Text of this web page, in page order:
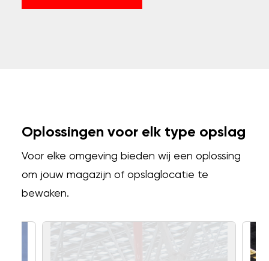
Oplossingen voor elk type opslag
Voor elke omgeving bieden wij een oplossing
om jouw magazijn of opslaglocatie te
bewaken.